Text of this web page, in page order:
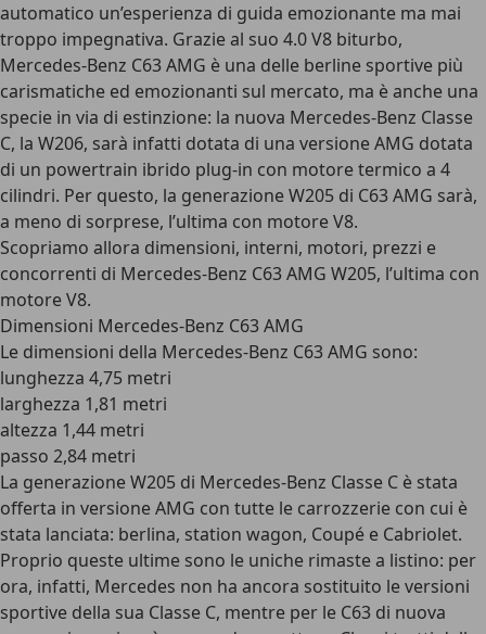
automatico un’esperienza di guida emozionante ma mai
troppo impegnativa. Grazie al suo 4.0 V8 biturbo,
Mercedes-Benz C63 AMG è una delle berline sportive più
carismatiche ed emozionanti sul mercato, ma è anche una
specie in via di estinzione: la nuova Mercedes-Benz Classe
C, la W206, sarà infatti dotata di una versione AMG dotata
di un powertrain ibrido plug-in con motore termico a 4
cilindri. Per questo, la generazione W205 di C63 AMG sarà,
a meno di sorprese, l’ultima con motore V8.
Scopriamo allora dimensioni, interni, motori, prezzi e
concorrenti di Mercedes-Benz C63 AMG W205, l’ultima con
motore V8.
Dimensioni Mercedes-Benz C63 AMG
Le dimensioni della Mercedes-Benz C63 AMG sono:
lunghezza 4,75 metri
larghezza 1,81 metri
altezza 1,44 metri
passo 2,84 metri
La generazione W205 di Mercedes-Benz Classe C è stata
offerta in versione AMG con tutte le carrozzerie con cui è
stata lanciata: berlina, station wagon, Coupé e Cabriolet.
Proprio queste ultime sono le uniche rimaste a listino: per
ora, infatti, Mercedes non ha ancora sostituito le versioni
sportive della sua Classe C, mentre per le C63 di nuova